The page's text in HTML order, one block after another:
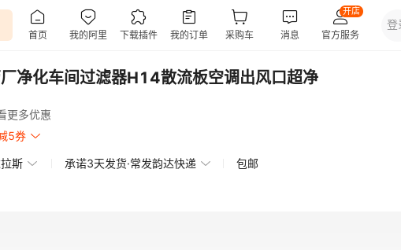
净化车间过滤器H14散流板空调出风口超净
更多优惠
5券
斯 承诺3天发货·常发韵达快递 包邮